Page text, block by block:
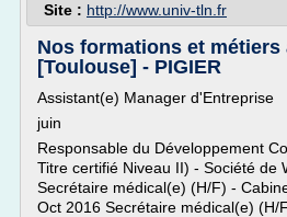
Site : http://www.univ-tln.fr
Nos formations et métiers
[Toulouse] - PIGIER
Assistant(e) Manager d'Entreprise
juin
Responsable du Développement
Titre certifié Niveau II) - Société de
Secrétaire médical(e) (H/F) -
Oct 2016 Secrétaire médical(e) (H/